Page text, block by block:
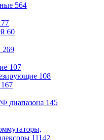
564
60
269
107
108
167
диапазона 145
11142